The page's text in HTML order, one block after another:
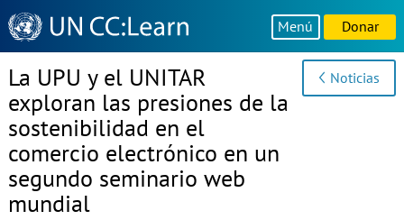
Knowledge
Sharing
Platform
Menú Donar
La UPU y el UNITAR
exploran las presiones de la
sostenibilidad en el
comercio electrónico en un
segundo seminario web
mundial
Noticias